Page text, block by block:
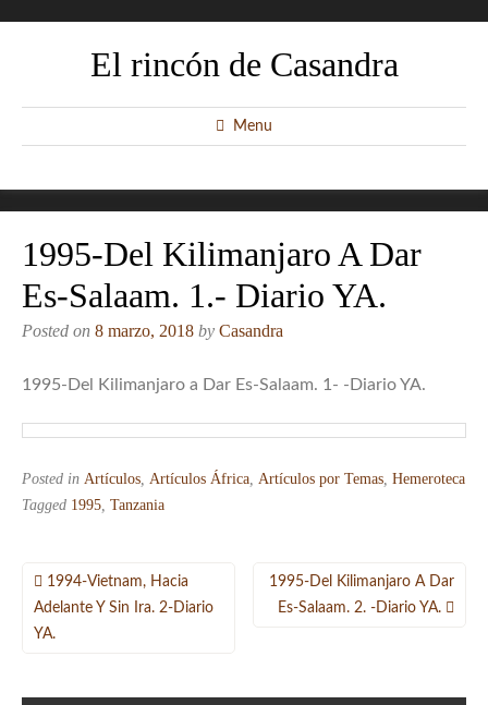
El rincón de Casandra
Menu
1995-Del Kilimanjaro A Dar
Es-Salaam. 1.- Diario YA.
Posted on 8 marzo, 2018 by Casandra
1995-Del Kilimanjaro a Dar Es-Salaam. 1- -Diario YA.
Posted in Artículos Artículos África Artículos por Temas Hemeroteca
Tagged 1995 Tanzania
Navegación
de
entradas
1994-Vietnam, Hacia
Adelante Y Sin Ira. 2-Diario
YA.
1995-Del Kilimanjaro A Dar
Es-Salaam. 2. -Diario YA.